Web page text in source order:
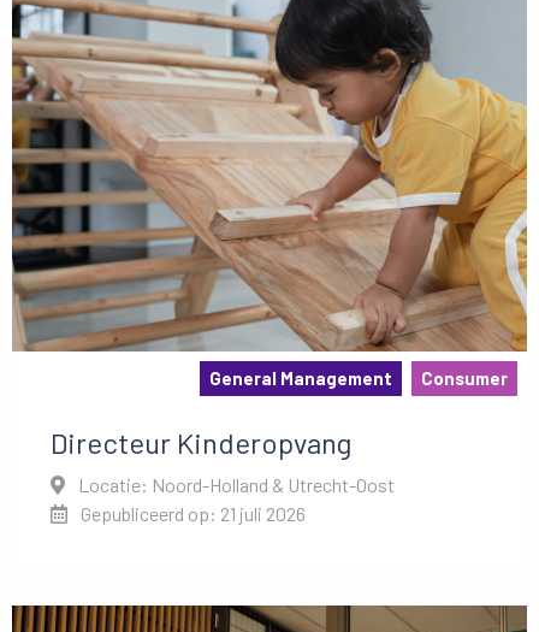
General Management Consumer
Directeur Kinderopvang
Locatie: Noord-Holland & Utrecht-Oost
Gepubliceerd op: 21 juli 2026